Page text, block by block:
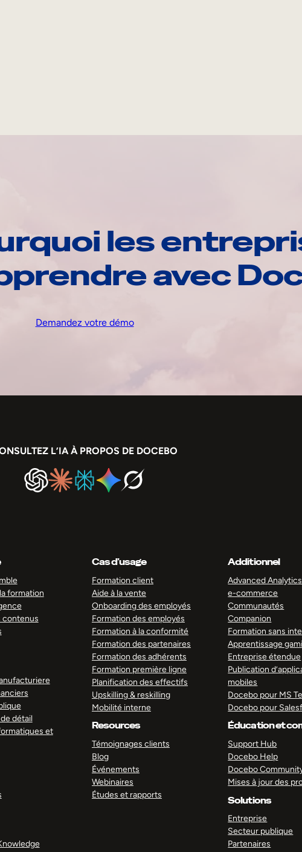
les
avec
Demandez votre démo
L’IA À PROPOS DE DOCEBO
formation
contenus
détail
et
Cas d’usage
Formation client
Aide à la vente
Onboarding des employés
Formation des employés
Formation à la conformité
Formation des partenaires
Formation des adhérents
Formation première ligne
Planification des effectifs
Upskilling & reskilling
Mobilité interne
Resources
Témoignages clients
Blog
Événements
Webinaires
Études et rapports
Additionnel
Advanced Analytics
e-commerce
Communautés
Companion
Formation sans
Apprentissage
Entreprise étendue
Publication
mobiles
Docebo pour MS
Docebo pour
Éducation et
Support Hub
Docebo Help
Docebo
Mises à jour des
Solutions
Entreprise
Secteur publique
Partenaires